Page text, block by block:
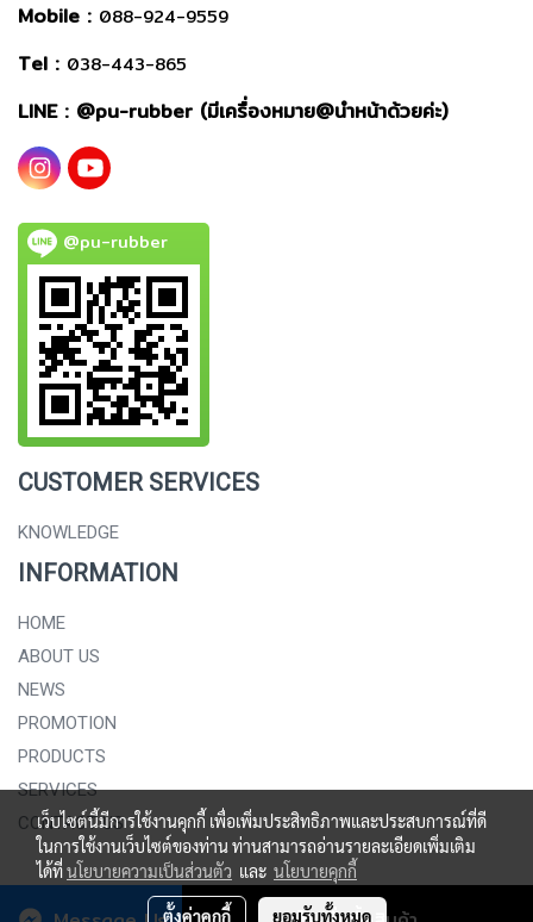
Mobile : 088-924-9559
Tel : 038-443-865
LINE : @pu-rubber (มีเครื่องหมาย@นำหน้าด้วยค่ะ)
@pu-rubber
CUSTOMER SERVICES
KNOWLEDGE
INFORMATION
HOME
ABOUT US
NEWS
PROMOTION
PRODUCTS
SERVICES
CONTACT US
Copy right by SAHAPALITTAPAN PANICH CO., LTD
เว็บไซต์นี้มีการใช้งานคุกกี้ เพื่อเพิ่มประสิทธิภาพและประสบการณ์ที่ดี
ในการใช้งานเว็บไซต์ของท่าน ท่านสามารถอ่านรายละเอียดเพิ่มเติม
ได้ที่นโยบายความเป็นส่วนตัว และ นโยบายคุกกี้
ตั้งค่าคุกกี้ ยอมรับทั้งหมด